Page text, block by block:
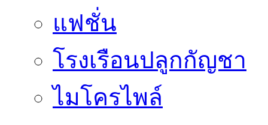
แฟชั่น
โรงเรือนปลูกกัญชา
ไมโครไพล์